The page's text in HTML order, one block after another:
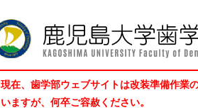
現在、歯学部ウェブサイトは改装準備作業
いますが、何卒ご容赦ください。